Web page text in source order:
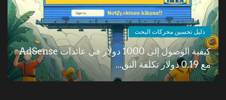
دليل تحسين محركات البحث
كيفية الوصول إلى 1000 دولار في عائدات AdSense
مع 0.19 دولار تكلفة النق...